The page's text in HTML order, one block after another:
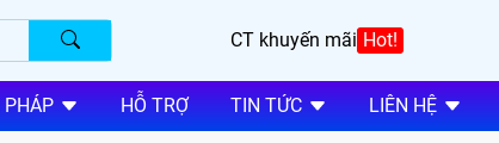
CT khuyến mãi Hot!
PHÁP HỖ TRỢ TIN TỨC LIÊN HỆ